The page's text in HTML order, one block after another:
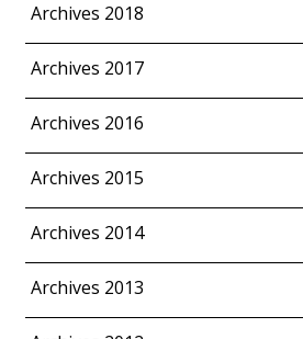
Archives 2018
Archives 2017
Archives 2016
Archives 2015
Archives 2014
Archives 2013